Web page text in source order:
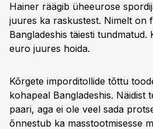
Hainer räägib üheeurose
juures ka raskustest. Nimelt on
Bangladeshis täiesti
euro juures hoida.
Kõrgete imporditollide tõttu
kohapeal Bangladeshis. Näidist
paari, aga ei ole veel sada
õnnestub ka masstootmisesse